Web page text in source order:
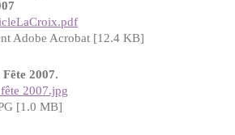
Adobe Acrobat [12.4 KB]
2007.
2007.jpg
[1.0 MB]